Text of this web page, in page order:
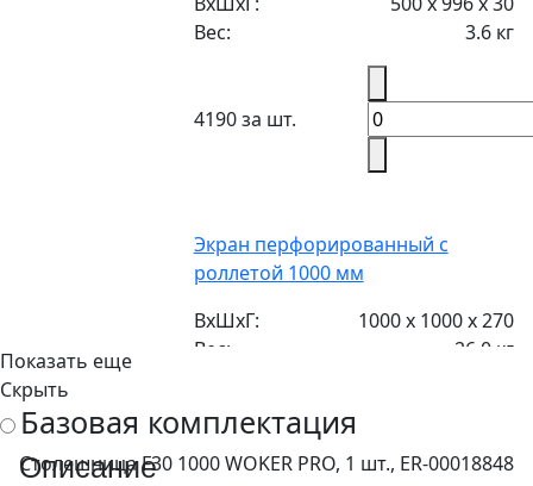
Вес:
3.6 кг
4190 за шт.
Экран перфорированный с
роллетой 1000 мм
ВxШxГ:
1000 x 1000 x 270
Вес:
26.0 кг
39250 за шт.
Показать еще
Скрыть
Базовая комплектация
Столешница F30 1000 WOKER PRO, 1 шт., ER-00018848
Описание